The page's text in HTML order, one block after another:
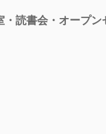
・読書会・オープン